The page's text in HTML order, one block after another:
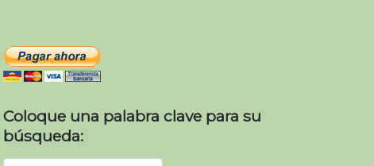
Coloque una palabra clave para su
búsqueda: